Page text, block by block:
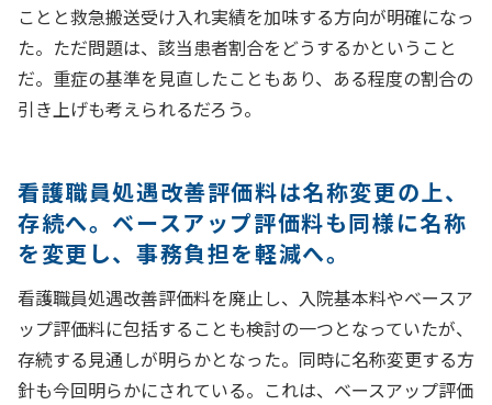
ことと救急搬送受け入れ実績を加味する方向が明確になっ
た。ただ問題は、該当患者割合をどうするかということ
だ。重症の基準を見直したこともあり、ある程度の割合の
引き上げも考えられるだろう。
看護職員処遇改善評価料は名称変更の上、
存続へ。ベースアップ評価料も同様に名称
を変更し、事務負担を軽減へ。
看護職員処遇改善評価料を廃止し、入院基本料やベースア
ップ評価料に包括することも検討の一つとなっていたが、
存続する見通しが明らかとなった。同時に名称変更する方
針も今回明らかにされている。これは、ベースアップ評価